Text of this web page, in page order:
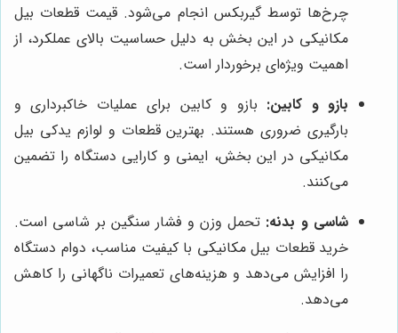
چرخ‌ها توسط گیربکس انجام می‌شود. قیمت قطعات بیل
مکانیکی در این بخش به دلیل حساسیت بالای عملکرد، از
اهمیت ویژه‌ای برخوردار است.
بازو و کابین: بازو و کابین برای عملیات خاکبرداری و
بارگیری ضروری هستند. بهترین قطعات و لوازم یدکی بیل
مکانیکی در این بخش، ایمنی و کارایی دستگاه را تضمین
می‌کنند.
شاسی و بدنه: تحمل وزن و فشار سنگین بر شاسی است.
خرید قطعات بیل مکانیکی با کیفیت مناسب، دوام دستگاه
را افزایش می‌دهد و هزینه‌های تعمیرات ناگهانی را کاهش
می‌دهد.